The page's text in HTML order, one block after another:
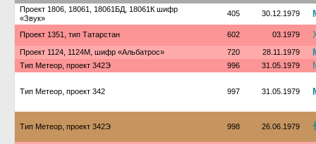
Проект 1806, 18061, 18061БД, 18061К шифр
«Звук»
405 30.12.1979
Проект 1351, тип Татарстан 602 03.1979
Проект 1124, 1124М, шифр «Альбатрос» 720 28.11.1979
Тип Метеор, проект 342Э 996 31.05.1979
Тип Метеор, проект 342 997 31.05.1979
Тип Метеор, проект 342Э 998 26.06.1979